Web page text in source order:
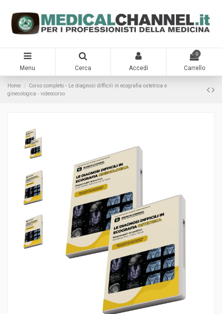
Menu Cerca Accedi
0
Carrello
Home
Corso completo - Le diagnosi difficili in ecografia ostetrica e
ginecologica - videocorso